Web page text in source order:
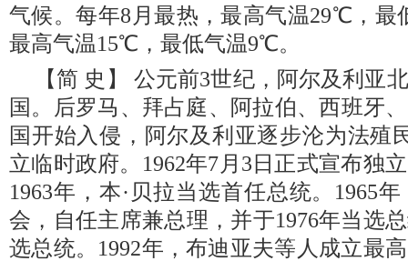
气候。每年8月最热，最高气温29℃，最
最高气温15℃，最低气温9℃。
【简 史】 公元前3世纪，阿尔及利亚
国。后罗马、拜占庭、阿拉伯、西班牙
国开始入侵，阿尔及利亚逐步沦为法殖
立临时政府。1962年7月3日正式宣布独
1963年，本·贝拉当选首任总统。1965
会，自任主席兼总理，并于1976年当选
选总统。1992年，布迪亚夫等人成立最